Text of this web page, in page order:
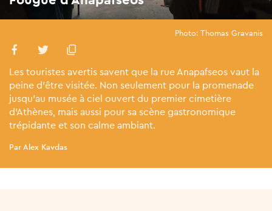
Photo: Thomas Gravanis
Les touristes avertis savent que la rue Anapafseos vaut la
peine d'être visitée. Non seulement pour la promenade
jusqu'au musée à ciel ouvert du premier cimetière
d'Athènes, mais aussi pour sa scène gastronomique
trépidante et son calme ambiant.
Par Alex Kavdas